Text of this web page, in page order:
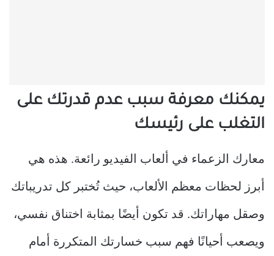
يمكنك معرفة سبب عدم قدرتك على
التغلب على رئيسك
معارك الزعماء في ألعاب الفيديو رائعة. هذه هي
أبرز لحظات معظم الألعاب، حيث تُختبر كل تدريباتك
وصقل مهاراتك. قد تكون أيضًا بمثابة اختناق نفسي،
ويصعب أحيانًا فهم سبب خسارتك المتكررة أمام